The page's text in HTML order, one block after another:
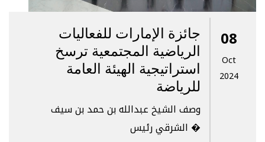
جائزة الإمارات للفعاليات
الرياضية المجتمعية ترسخ
استراتيجية الهيئة العامة
للرياضة
وصف الشيخ عبدالله بن حمد بن سيف
الشرقي رئيس �
08
Oct
2024